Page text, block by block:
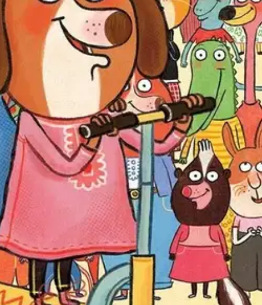
kuviin piilotetut asiat. Kirja on täynnä värikkäitä ja hauskoja